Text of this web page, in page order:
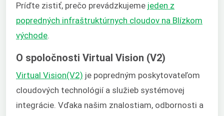
Príďte zistiť, prečo prevádzkujeme jeden z
popredných infraštruktúrnych cloudov na Blízkom
východe.
O spoločnosti Virtual Vision (V2)
Virtual Vision(V2) je popredným poskytovateľom
cloudových technológií a služieb systémovej
integrácie. Vďaka našim znalostiam, odbornosti a